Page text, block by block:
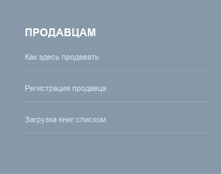
ПРОДАВЦАМ
Как здесь продавать
Регистрация продавца
Загрузка книг списком